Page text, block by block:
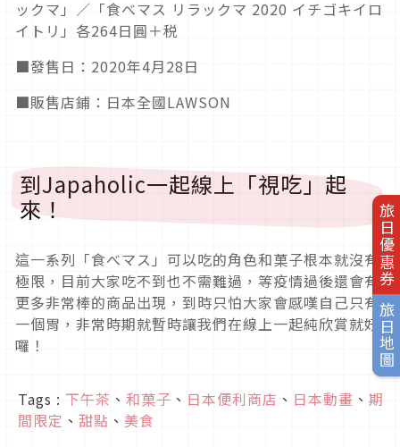
旅日優惠券
旅日地圖
ックマ」／「食べマス リラックマ 2020 イチゴキイロ
イトリ」各264日圓＋税
■發售日：2020年4月28日
■販售店鋪：日本全國LAWSON
到Japaholic一起線上「視吃」起
來！
這一系列「食べマス」可以吃的角色和菓子根本就沒有
極限，目前大家吃不到也不需難過，等疫情過後還會有
更多非常棒的商品出現，到時只怕大家會感嘆自己只有
一個胃，非常時期就暫時讓我們在線上一起純欣賞就好
囉！
Tags : 下午茶 、 和菓子 、 日本便利商店 、 日本動畫 、 期
間限定 、 甜點 、 美食